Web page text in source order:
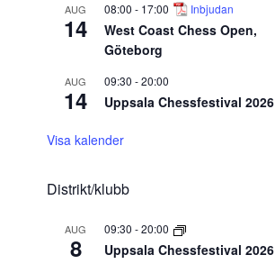
AUG
14
08:00 - 17:00 Inbjudan
West Coast Chess Open,
Göteborg
AUG
14
09:30 -20:00
Uppsala Chessfestival 2026
Visa kalender
Distrikt/klubb
AUG
8
09:30 -20:00
Uppsala Chessfestival 2026